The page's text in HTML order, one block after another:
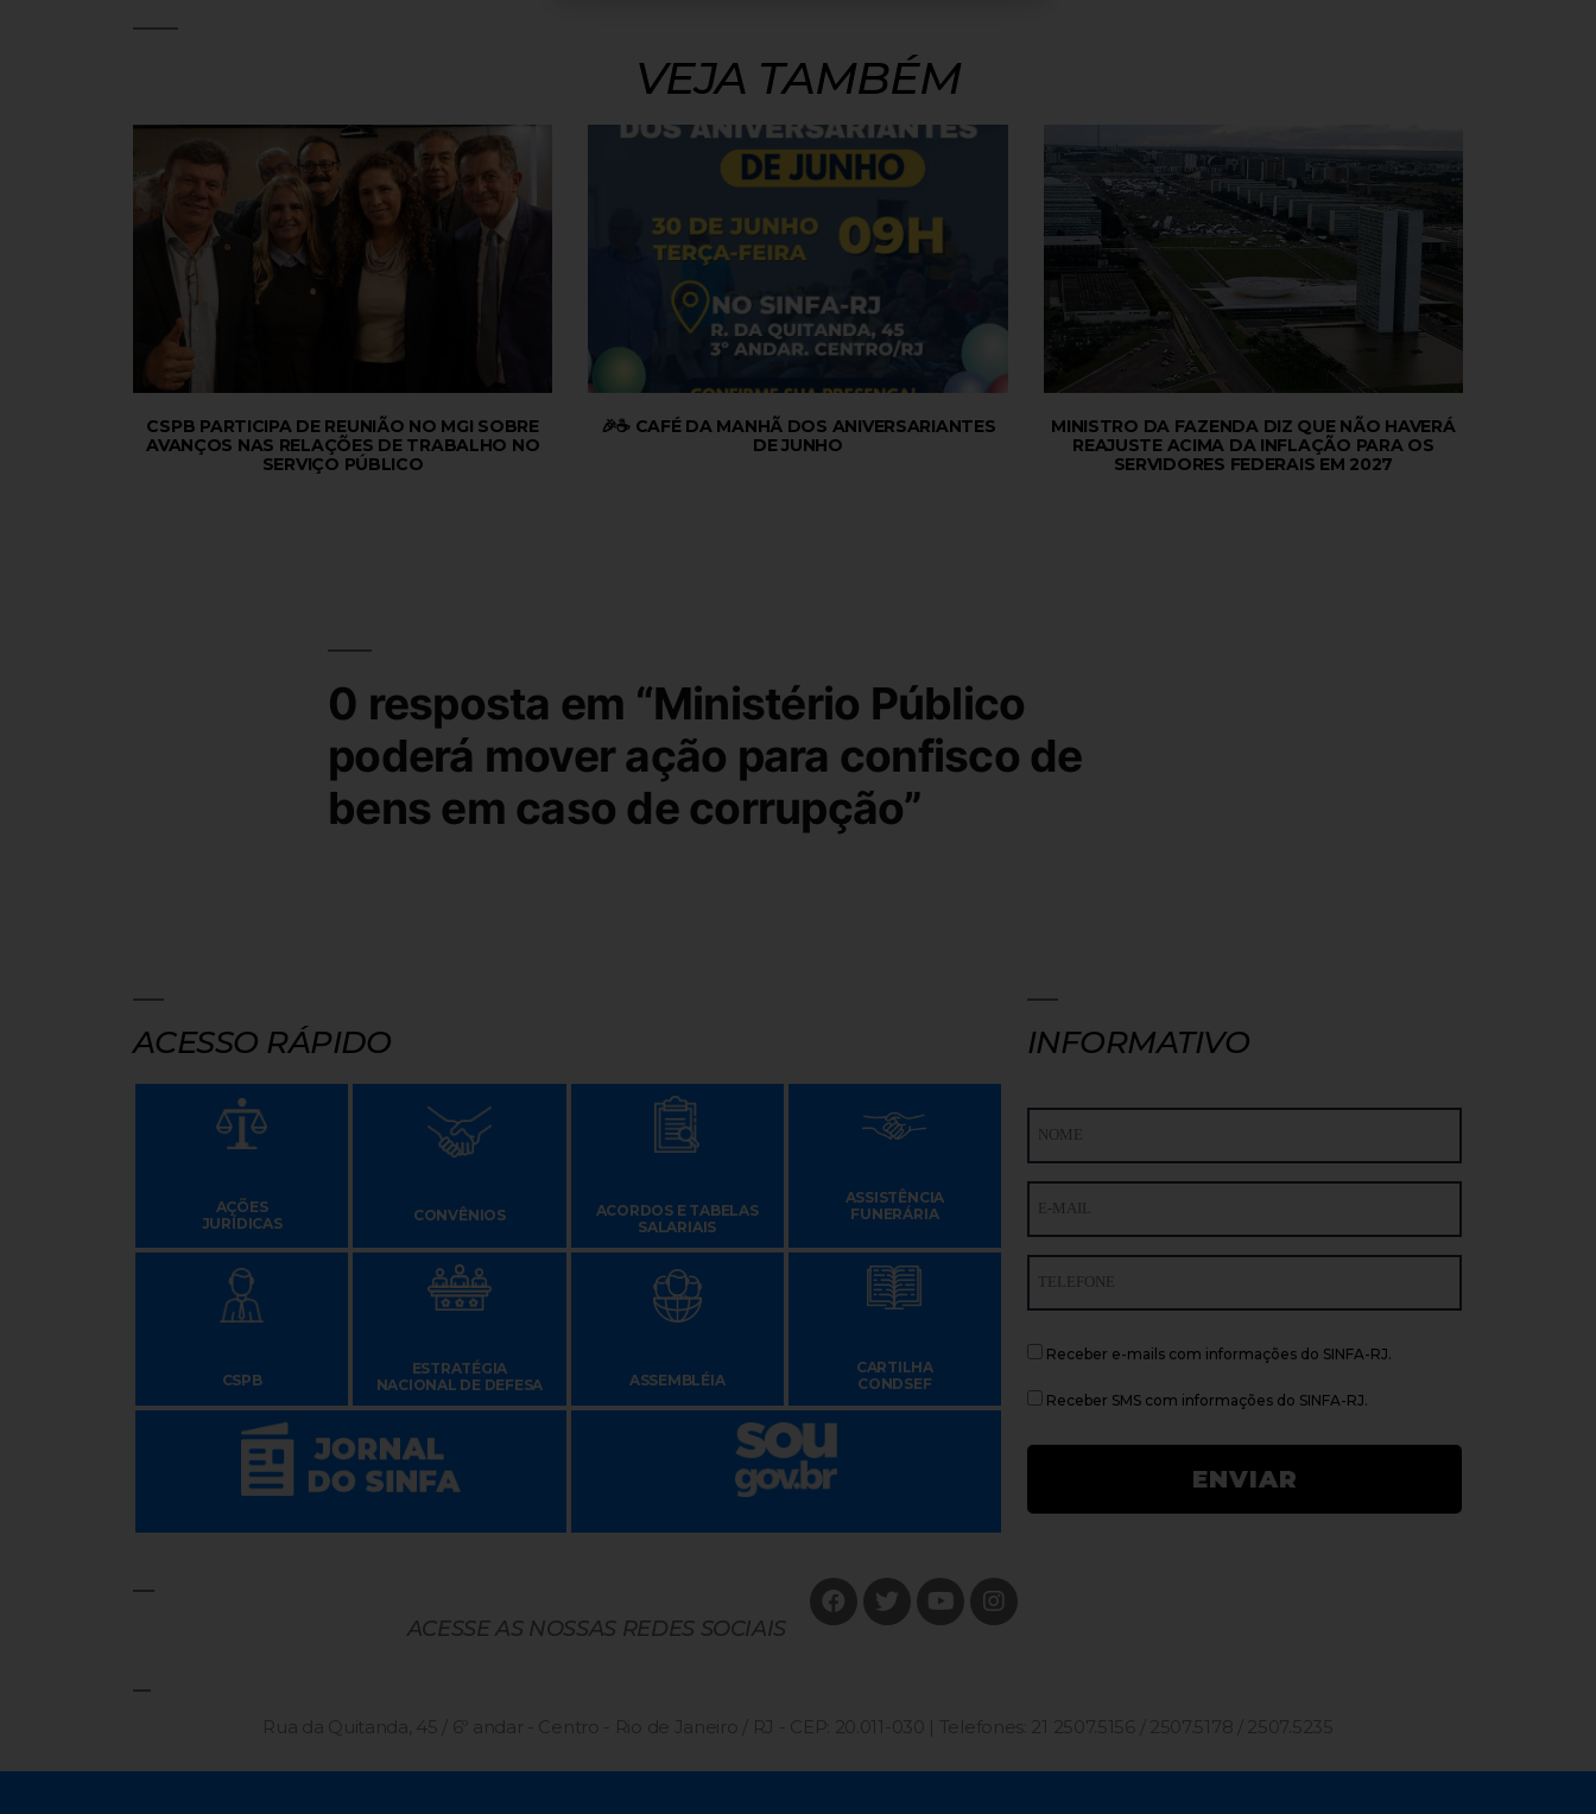
VEJA TAMBÉM
CSPB PARTICIPA DE REUNIÃO NO MGI SOBRE
AVANÇOS NAS RELAÇÕES DE TRABALHO NO
SERVIÇO PÚBLICO
🎉☕ CAFÉ DA MANHÃ DOS ANIVERSARIANTES
DE JUNHO
MINISTRO DA FAZENDA DIZ QUE NÃO HAVERÁ
REAJUSTE ACIMA DA INFLAÇÃO PARA OS
SERVIDORES FEDERAIS EM 2027
0 resposta em “Ministério Público
poderá mover ação para confisco de
bens em caso de corrupção”
ACESSO RÁPIDO
AÇÕES
JURÍDICAS
CONVÊNIOS
ACORDOS E TABELAS
SALARIAIS
ASSISTÊNCIA
FUNERÁRIA
CSPB
ESTRATÉGIA
NACIONAL DE DEFESA
ASSEMBLÉIA
CARTILHA
CONDSEF
INFORMATIVO
Receber e-mails com informações do SINFA-RJ.
Receber SMS com informações do SINFA-RJ.
ACESSE AS NOSSAS REDES SOCIAIS
Rua da Quitanda, 45 / 6º andar - Centro - Rio de Janeiro / RJ - CEP: 20.011-030 | Telefones: 21 2507.5156 / 2507.5178 / 2507.5235